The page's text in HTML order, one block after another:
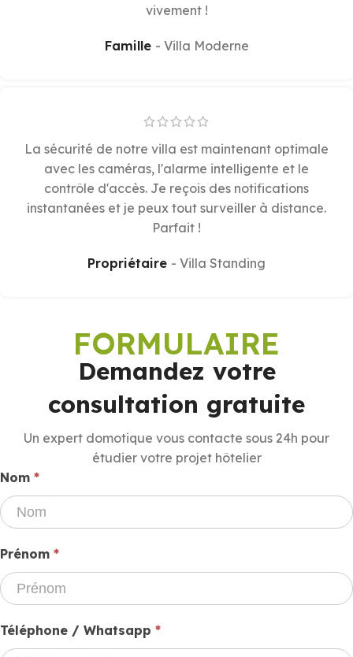
vivement !
Famille Villa Moderne
La sécurité de notre villa est maintenant optimale
avec les caméras, l'alarme intelligente et le
contrôle d'accès. Je reçois des notifications
instantanées et je peux tout surveiller à distance.
Parfait !
Propriétaire Villa Standing
FORMULAIRE
Demandez votre
consultation gratuite
Un expert domotique vous contacte sous 24h pour
étudier votre projet hôtelier
domotique
devis
Nom *
Prénom *
Téléphone / Whatsapp *